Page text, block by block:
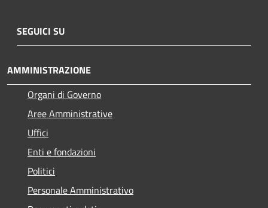
SEGUICI SU
AMMINISTRAZIONE
Organi di Governo
Aree Amministrative
Uffici
Enti e fondazioni
Politici
Personale Amministrativo